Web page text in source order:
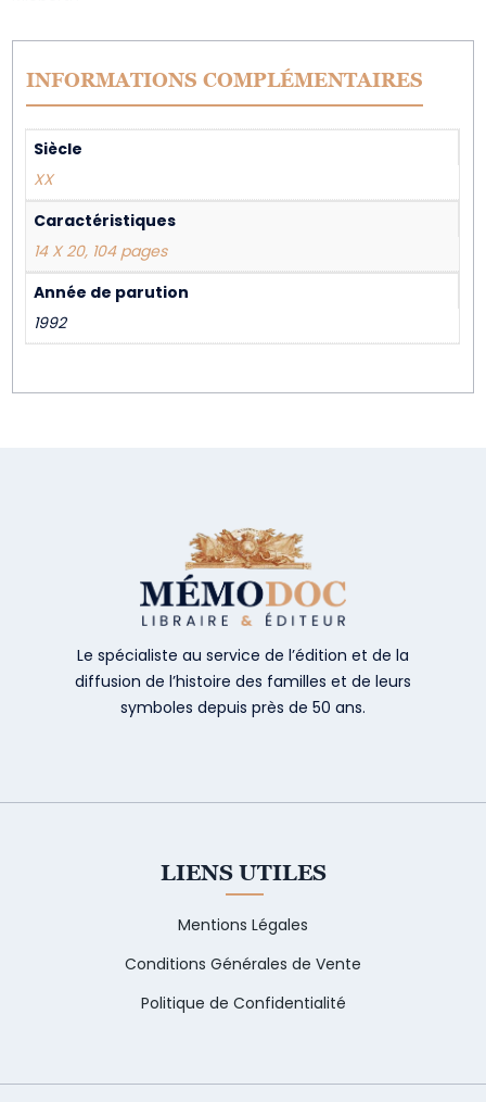
INFORMATIONS COMPLÉMENTAIRES
Siècle
XX
Caractéristiques
14 X 20, 104 pages
Année de parution
1992
Le spécialiste au service de l’édition et de la
diffusion de l’histoire des familles et de leurs
symboles depuis près de 50 ans.
LIENS UTILES
Mentions Légales
Conditions Générales de Vente
Politique de Confidentialité